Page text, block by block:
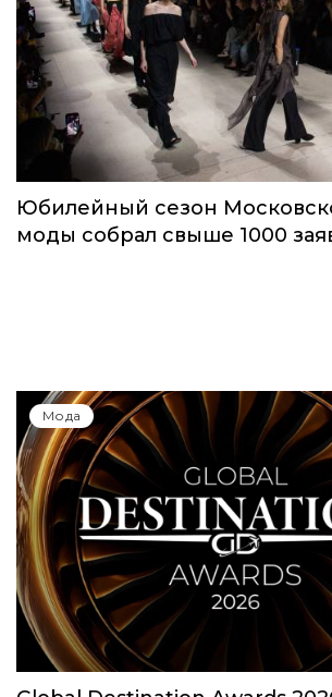
Юбилейный сезон
моды собрал свыше 1000
Мода